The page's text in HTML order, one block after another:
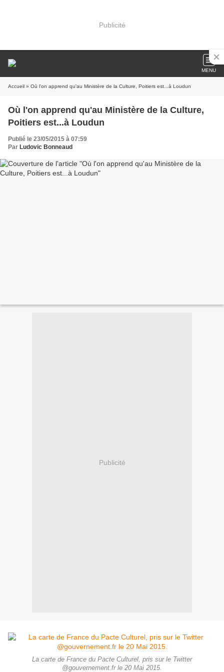
Publicité
MENU
Accueil » Où l'on apprend qu'au Ministère de la Culture, Poitiers est...à Loudun
Où l'on apprend qu'au Ministère de la Culture,
Poitiers est...à Loudun
Publié le 23/05/2015 à 07:59
Par Ludovic Bonneaud
Publicité
La carte de France du Pacte Culturel, pris sur le Twitter
@gouvernement.fr le 20 Mai 2015.